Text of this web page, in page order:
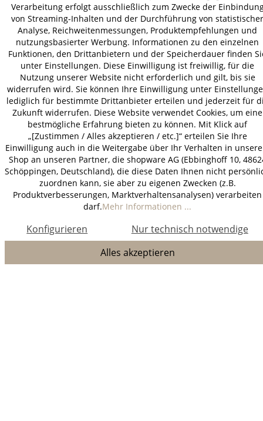
© 2026 HOLZ-LEUTE
* Alle Preise inkl. gesetzl. Mehrwertsteuer zzgl.Versandkosten.
Verarbeitung erfolgt ausschließlich zum Zwecke der
von Streaming-Inhalten und der Durchführung von statistischer
Analyse, Reichweitenmessungen, Produktempfehlungen und
nutzungsbasierter Werbung. Informationen zu den einzelnen
Funktionen, den Drittanbietern und der Speicherdauer finden
unter Einstellungen. Diese Einwilligung ist freiwillig, für die
Nutzung unserer Website nicht erforderlich und gilt, bis sie
widerrufen wird. Sie können Ihre Einwilligung unter
lediglich für bestimmte Drittanbieter erteilen und jederzeit für
Zukunft widerrufen. Diese Website verwendet Cookies, um eine
bestmögliche Erfahrung bieten zu können. Mit Klick auf
„[Zustimmen / Alles akzeptieren / etc.]“ erteilen Sie Ihre
Einwilligung auch in die Weitergabe über Ihr Verhalten in
Shop an unseren Partner, die shopware AG (Ebbinghoff 10,
Schöppingen, Deutschland), die diese Daten Ihnen nicht
zuordnen kann, sie aber zu eigenen Zwecken (z.B.
Produktverbesserungen, Marktverhaltensanalysen) verarbeiten
darf.Mehr Informationen ...
Nur technisch notwendige
Konfigurieren
Alles akzeptieren